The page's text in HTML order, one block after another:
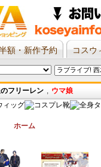
額・新作予約 コスウ
フリーレン , ウマ娘
ホーム